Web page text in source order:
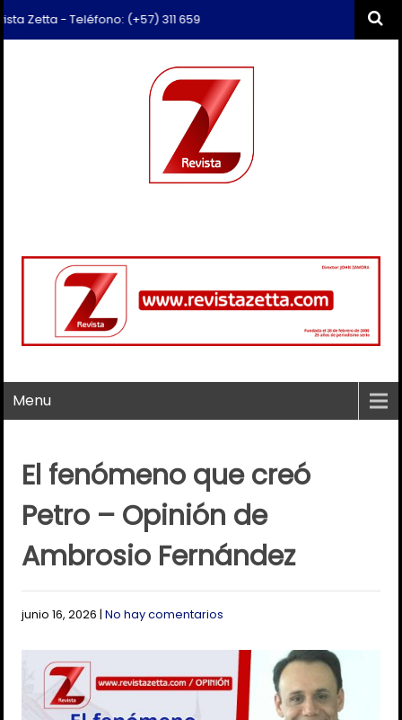
- Teléfono: (+57) 311 659 6374 - Correo:
Menu
El fenómeno que creó
Petro – Opinión de
Ambrosio Fernández
junio 16, 2026 |No hay comentarios